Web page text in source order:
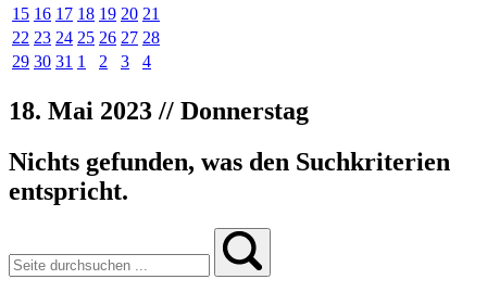
15 16 17 18 19 20 21
22 23 24 25 26 27 28
29 30 31 1 2 3 4
18. Mai 2023 // Donnerstag
Nichts gefunden, was den Suchkriterien
entspricht.